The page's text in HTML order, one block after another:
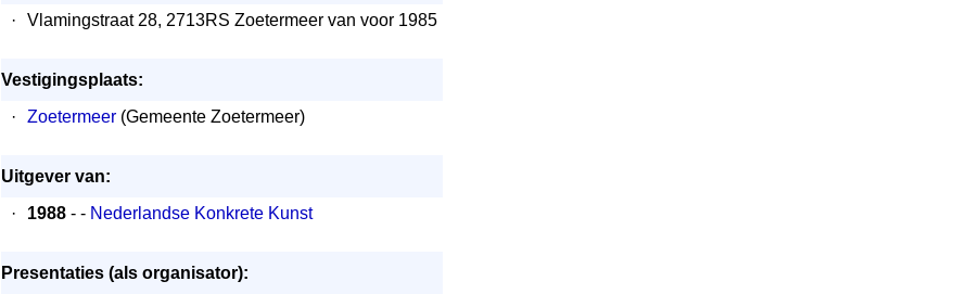
·
Vlamingstraat 28, 2713RS Zoetermeer van voor 1985
Vestigingsplaats:
·
Zoetermeer(Gemeente Zoetermeer)
Uitgever van:
·
1988- - Nederlandse Konkrete Kunst
Presentaties (als organisator):